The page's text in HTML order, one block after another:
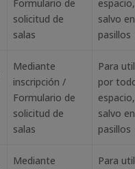
Formulario de
solicitud de
salas
espacio,
salvo en
pasillos
Mediante
inscripción /
Formulario de
solicitud de
salas
Para
por
espacio,
salvo en
pasillos
Mediante
Para